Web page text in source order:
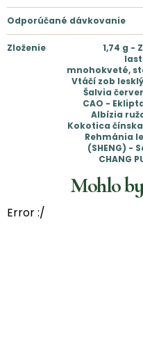
Odporúčané dávkovanie
Zloženie
1,74 g -
mnohokveté,
Vtáčí zob
Šalvia
CAO -
Albízia
Kokotica čínska,
Rehmánia
(SHENG) -
CHANG
Mohlo
Error :/